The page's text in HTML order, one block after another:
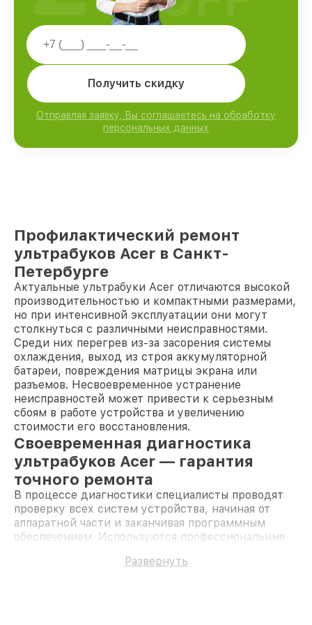
Получить скидку
Отправляя заявку, Вы соглашаетесь на обработку
персональных данных
Профилактический ремонт
ультрабуков Acer в Санкт-
Петербурге
Актуальные ультрабуки Acer отличаются высокой
производительностью и компактными размерами,
но при интенсивной эксплуатации они могут
столкнуться с различными неисправностями.
Среди них перегрев из-за засорения системы
охлаждения, выход из строя аккумуляторной
батареи, повреждения матрицы экрана или
разъемов. Несвоевременное устранение
неисправностей может привести к серьезным
сбоям в работе устройства и увеличению
стоимости его восстановления.
Своевременная диагностика
ультрабуков Acer — гарантия
точного ремонта
В процессе диагностики специалисты проводят
проверку всех систем устройства, начиная от
аппаратной части и заканчивая программным
обеспечением. Используются профессиональные
оборудование для выявления скрытых дефектов.
Развернуть